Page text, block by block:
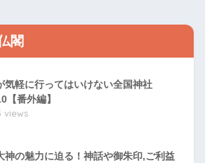
閣
気軽に行ってはいけない全国神社
【番外編】
views
神の魅力に迫る！神話や御朱印,ご利益